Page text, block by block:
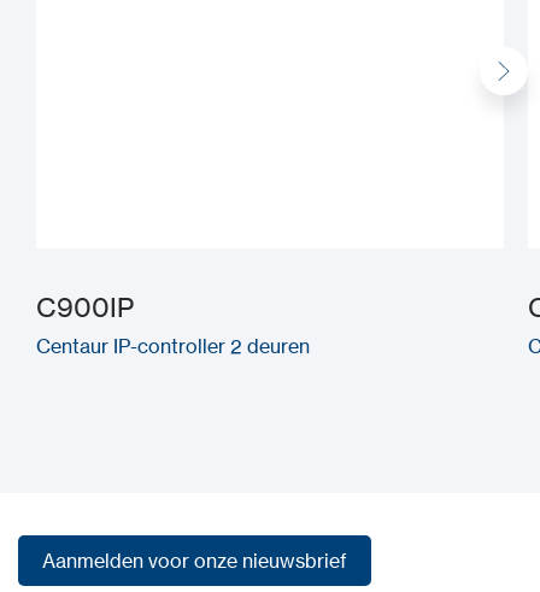
C900IP
Centaur IP-controller 2 deuren
Aanmelden voor onze nieuwsbrief